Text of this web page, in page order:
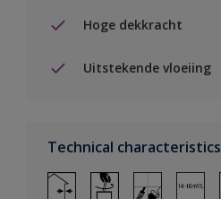
Hoge dekkracht
Uitstekende vloeiing
Technical characteristics